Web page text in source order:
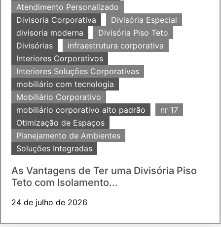
Atendimento Personalizado
Divisoria Corporativa
Divisória Especial
divisoria moderna
Divisória Piso Teto
Divisórias
infraestrutura corporativa
Interiores Corporativos
Interiores Soluções Corporativas
mobiliário com tecnologia
Mobiliário Corporativo
mobiliário corporativo alto padrão
nr 17
Otimização de Espaços
Planejamento de Ambientes
Soluções Integradas
As Vantagens de Ter uma Divisória Piso
Teto com Isolamento...
24 de julho de 2026